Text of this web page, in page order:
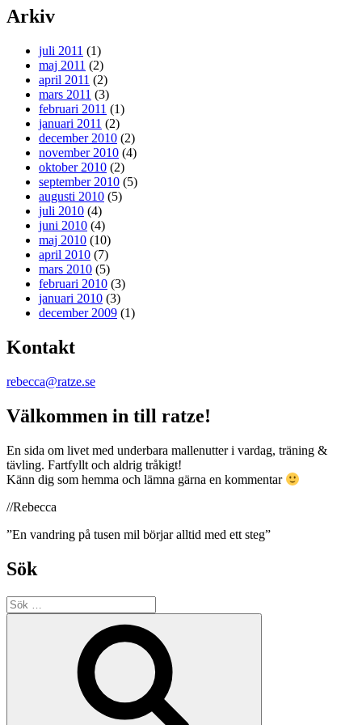
Arkiv
juli 2011 (1)
maj 2011 (2)
april 2011 (2)
mars 2011 (3)
februari 2011 (1)
januari 2011 (2)
december 2010 (2)
november 2010 (4)
oktober 2010 (2)
september 2010 (5)
augusti 2010 (5)
juli 2010 (4)
juni 2010 (4)
maj 2010 (10)
april 2010 (7)
mars 2010 (5)
februari 2010 (3)
januari 2010 (3)
december 2009 (1)
Kontakt
rebecca@ratze.se
Välkommen in till ratze!
En sida om livet med underbara mallenutter i vardag, träning &
tävling. Fartfyllt och aldrig tråkigt!
Känn dig som hemma och lämna gärna en kommentar
//Rebecca
”En vandring på tusen mil börjar alltid med ett steg”
Sök
Sök
efter: